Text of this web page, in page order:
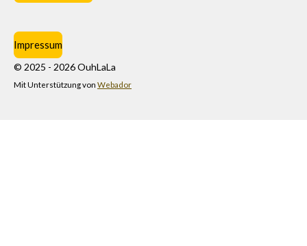
Impressum
© 2025 - 2026 OuhLaLa
Mit Unterstützung von Webador